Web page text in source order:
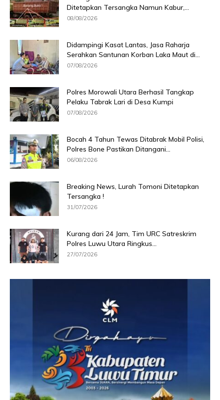
Ditetapkan Tersangka Namun Kabur,...
08/08/2026
Didampingi Kasat Lantas, Jasa Raharja
Serahkan Santunan Korban Laka Maut di...
07/08/2026
Polres Morowali Utara Berhasil Tangkap
Pelaku Tabrak Lari di Desa Kumpi
07/08/2026
Bocah 4 Tahun Tewas Ditabrak Mobil Polisi,
Polres Bone Pastikan Ditangani...
06/08/2026
Breaking News, Lurah Tomoni Ditetapkan
Tersangka !
31/07/2026
Kurang dari 24 Jam, Tim URC Satreskrim
Polres Luwu Utara Ringkus...
27/07/2026